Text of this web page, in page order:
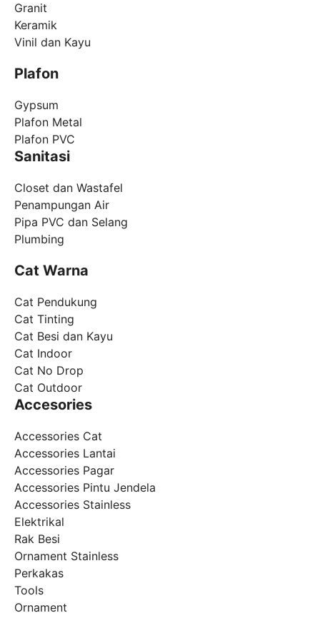
Granit
Keramik
Vinil dan Kayu
Plafon
Gypsum
Plafon Metal
Plafon PVC
Sanitasi
Closet dan Wastafel
Penampungan Air
Pipa PVC dan Selang
Plumbing
Cat Warna
Cat Pendukung
Cat Tinting
Cat Besi dan Kayu
Cat Indoor
Cat No Drop
Cat Outdoor
Accesories
Accessories Cat
Accessories Lantai
Accessories Pagar
Accessories Pintu Jendela
Accessories Stainless
Elektrikal
Rak Besi
Ornament Stainless
Perkakas
Tools
Ornament